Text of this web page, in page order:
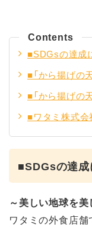
Contents
■SDGsの達
■「から揚げの
■「から揚げの
■ワタミ株式会
■SDGsの達
～美しい地球を
ワタミの外食店